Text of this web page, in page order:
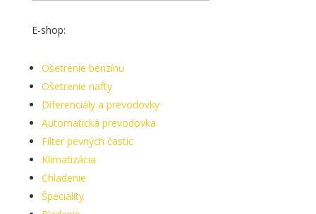
E-shop:
Ošetrenie benzínu
Ošetrenie nafty
Diferenciály a prevodovky
Automatická prevodovka
Filter pevných častíc
Klimatizácia
Chladenie
Špeciality